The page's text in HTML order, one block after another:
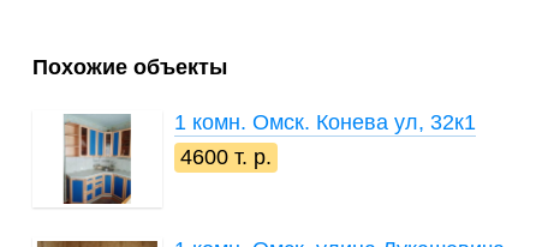
Похожие объекты
1 комн. Омск. Конева ул, 32к1
4600 т. р.